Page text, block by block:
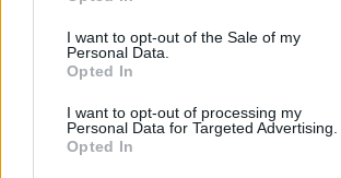
I want to opt-out of the Sale of my
Personal Data.
Opted In
I want to opt-out of processing my
Personal Data for Targeted Advertising.
Opted In
oggi può ripartire e ripartire da
dialogo diretto con Trump. Vada,
partito, negli Stati Uniti incontri i
connazionali e stringa la mano a